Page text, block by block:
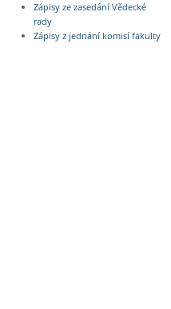
Zápisy ze zasedání Vědecké
rady
Zápisy z jednání komisí fakulty